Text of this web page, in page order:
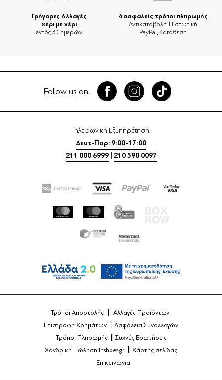
Γρήγορες Αλλαγές
χέρι με χέρι
εντός 30 ημερών
4 ασφαλείς τρόποι πληρωμής
Αντικαταβολή, Πιστωτική
PayPal, Κατάθεση
Follow us on:
Τηλεφωνική Εξυπηρέτηση:
Δευτ-Παρ: 9:00-17:00
211 800 6999
210 598 0097
Τρόποι Αποστολής
Αλλαγές Προϊόντων
Επιστροφή Χρημάτων
Ασφάλεια Συναλλαγών
Τρόποι Πληρωμής
Συχνές Ερωτήσεις
Χονδρική Πώληση Inshoes.gr
Χάρτης σελίδας
Επικοινωνία